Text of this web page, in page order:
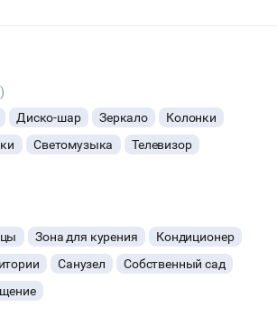
Диско-шар Зеркало
Колонки
Светомузыка
Телевизор
Зона для курения
Кондиционер
Санузел
Собственный сад
ЛОФТ СЕЙЧАС НЕ АКТИВЕН
заявку в любой момент, это бесплатно
с нашим менеджером после того, как
этой площадкой сегодня